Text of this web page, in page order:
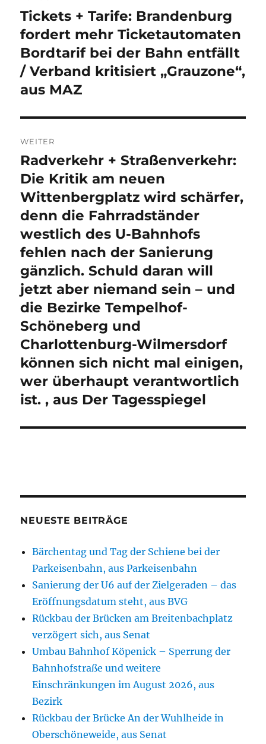
Vorheriger
Beitrag:
Tickets + Tarife: Brandenburg
fordert mehr Ticketautomaten
Bordtarif bei der Bahn entfällt
/ Verband kritisiert „Grauzone“,
aus MAZ
WEITER
Nächster
Beitrag:
Radverkehr + Straßenverkehr:
Die Kritik am neuen
Wittenbergplatz wird schärfer,
denn die Fahrradständer
westlich des U-Bahnhofs
fehlen nach der Sanierung
gänzlich. Schuld daran will
jetzt aber niemand sein – und
die Bezirke Tempelhof-
Schöneberg und
Charlottenburg-Wilmersdorf
können sich nicht mal einigen,
wer überhaupt verantwortlich
ist. , aus Der Tagesspiegel
NEUESTE BEITRÄGE
Bärchentag und Tag der Schiene bei der
Parkeisenbahn, aus Parkeisenbahn
Sanierung der U6 auf der Zielgeraden – das
Eröffnungsdatum steht, aus BVG
Rückbau der Brücken am Breitenbachplatz
verzögert sich, aus Senat
Umbau Bahnhof Köpenick – Sperrung der
Bahnhofstraße und weitere
Einschränkungen im August 2026, aus
Bezirk
Rückbau der Brücke An der Wuhlheide in
Oberschöneweide, aus Senat